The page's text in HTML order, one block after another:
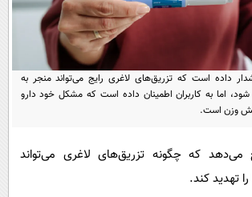
گوناگون
باشگاه مغز
مجله تصویری سلاح
ورزش
سرگرمی
عصر ایران 2
خواندنی ها و دیدنی ها
پیامک
روانشناسی
آموزش زبان
داده است که تزریق‌های لاغری رایج می‌تواند منجر به
اما به کاربران اطمینان داده است که مشکل خود دارو
وزن است.
که چگونه تزریق‌های لاغری می‌تواند
تهدید کند.